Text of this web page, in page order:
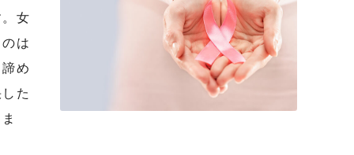
女
は
め
た